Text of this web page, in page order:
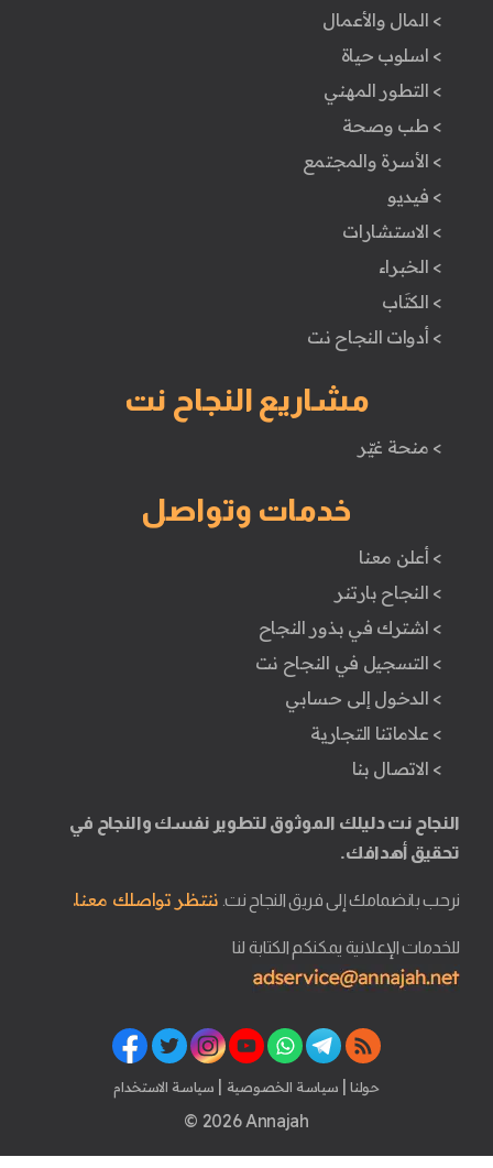
> المال والأعمال
> اسلوب حياة
> التطور المهني
> طب وصحة
> الأسرة والمجتمع
> فيديو
> الاستشارات
> الخبراء
> الكتَاب
> أدوات النجاح نت
مشاريع النجاح نت
> منحة غيّر
خدمات وتواصل
> أعلن معنا
> النجاح بارتنر
> اشترك في بذور النجاح
> التسجيل في النجاح نت
> الدخول إلى حسابي
> علاماتنا التجارية
> الاتصال بنا
النجاح نت دليلك الموثوق لتطوير نفسك والنجاح في
تحقيق أهدافك.
نرحب بانضمامك إلى فريق النجاح نت. ننتظر تواصلك معنا.
للخدمات الإعلانية يمكنكم الكتابة لنا
حولنا | سياسة الخصوصية | سياسة الاستخدام
© 2026 Annajah